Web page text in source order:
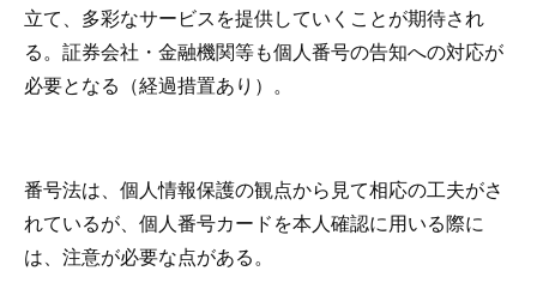
立て、多彩なサービスを提供していくことが期待され
る。証券会社・金融機関等も個人番号の告知への対応が
必要となる（経過措置あり）。
番号法は、個人情報保護の観点から見て相応の工夫がさ
れているが、個人番号カードを本人確認に用いる際に
は、注意が必要な点がある。